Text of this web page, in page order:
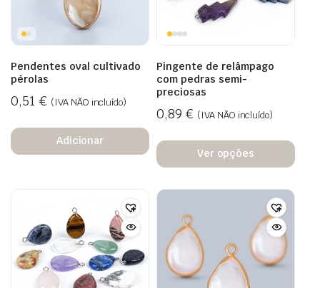
Pendentes oval cultivado
pérolas
0,51 € (IVA NÃO incluído)
Adicionar
Pingente de relâmpago
com pedras semi-
preciosas
0,89 € (IVA NÃO incluído)
Ver opções